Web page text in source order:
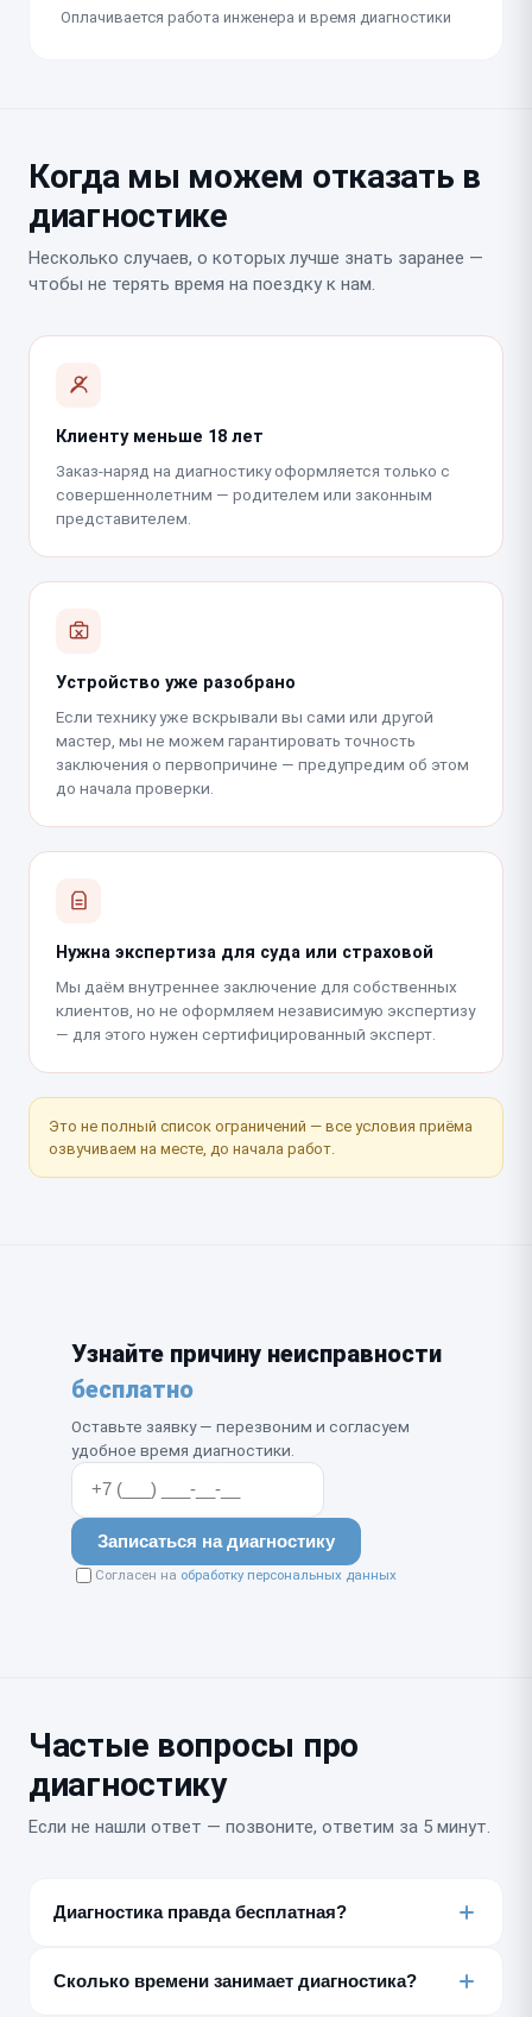
Оплачивается работа инженера и время диагностики
Когда мы можем отказать в
диагностике
Несколько случаев, о которых лучше знать заранее —
чтобы не терять время на поездку к нам.
Клиенту меньше 18 лет
Заказ-наряд на диагностику оформляется только с
совершеннолетним — родителем или законным
представителем.
Устройство уже разобрано
Если технику уже вскрывали вы сами или другой
мастер, мы не можем гарантировать точность
заключения о первопричине — предупредим об этом
до начала проверки.
Нужна экспертиза для суда или страховой
Мы даём внутреннее заключение для собственных
клиентов, но не оформляем независимую экспертизу
— для этого нужен сертифицированный эксперт.
Это не полный список ограничений — все условия приёма
озвучиваем на месте, до начала работ.
Узнайте причину неисправности
бесплатно
Оставьте заявку — перезвоним и согласуем
удобное время диагностики.
Записаться на диагностику
Согласен на обработку персональных данных
Частые вопросы про
диагностику
Если не нашли ответ — позвоните, ответим за 5 минут.
Диагностика правда бесплатная?
Если решите не ремонтировать, диагностика платная
Сколько времени занимает диагностика?